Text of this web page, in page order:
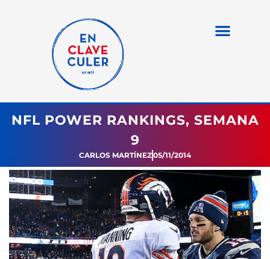
NFL POWER RANKINGS, SEMANA
9
CARLOS MARTÍNEZ05/11/2014